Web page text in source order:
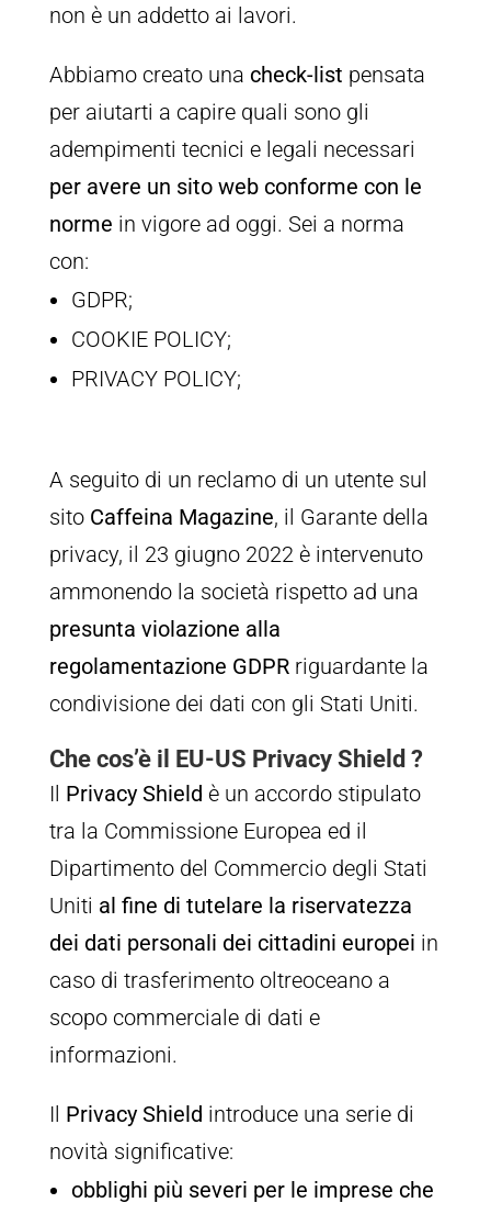
non è un addetto ai lavori.
Abbiamo creato una check-list pensata
per aiutarti a capire quali sono gli
adempimenti tecnici e legali necessari
per avere un sito web conforme con le
norme in vigore ad oggi. Sei a norma
con:
GDPR;
COOKIE POLICY;
PRIVACY POLICY;
A seguito di un reclamo di un utente sul
sito Caffeina Magazine, il Garante della
privacy, il 23 giugno 2022 è intervenuto
ammonendo la società rispetto ad una
presunta violazione alla
regolamentazione GDPRriguardante la
condivisione dei dati con gli Stati Uniti.
Che cos’è il EU-US Privacy Shield ?
Il Privacy Shield è un accordo stipulato
tra la Commissione Europea ed il
Dipartimento del Commercio degli Stati
Uniti al fine di tutelare la riservatezza
dei dati personali dei cittadini europei in
caso di trasferimento oltreoceano a
scopo commerciale di dati e
informazioni.
Il Privacy Shield introduce una serie di
novità significative:
obblighi più severi per le imprese che